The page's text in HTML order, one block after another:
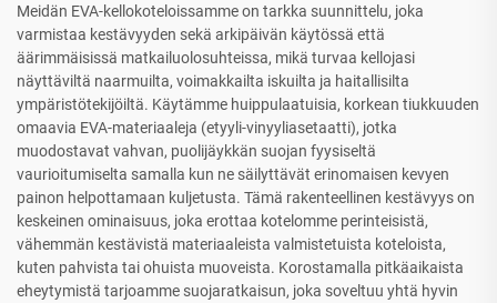
Meidän EVA-kellokoteloissamme on tarkka suunnittelu, joka
varmistaa kestävyyden sekä arkipäivän käytössä että
äärimmäisissä matkailuolosuhteissa, mikä turvaa kellojasi
näyttäviltä naarmuilta, voimakkailta iskuilta ja haitallisilta
ympäristötekijöiltä. Käytämme huippulaatuisia, korkean tiukkuuden
omaavia EVA-materiaaleja (etyyli-vinyyliasetaatti), jotka
muodostavat vahvan, puolijäykkän suojan fyysiseltä
vaurioitumiselta samalla kun ne säilyttävät erinomaisen kevyen
painon helpottamaan kuljetusta. Tämä rakenteellinen kestävyys on
keskeinen ominaisuus, joka erottaa kotelomme perinteisistä,
vähemmän kestävistä materiaaleista valmistetuista koteloista,
kuten pahvista tai ohuista muoveista. Korostamalla pitkäaikaista
eheytymistä tarjoamme suojaratkaisun, joka soveltuu yhtä hyvin